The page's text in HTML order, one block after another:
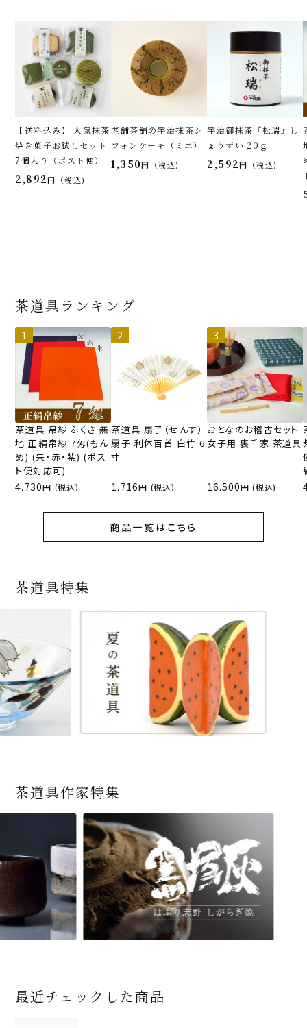
【送料込み】 人気抹茶
焼き菓子お試しセット
7個入り（ポスト便）
2,892 税込
老舗茶舗の宇治抹茶シ
フォンケーキ（ミニ）
1,350 税込
宇治御抹茶『松瑞』し
ょうずい 20ｇ
2,592 税込
茶道具ランキング
茶道具 帛紗 ふくさ 無
地 正絹帛紗 7匁(もん
め) (朱・赤・紫) (ポス
ト便対応可)
4,730 (税込)
茶道具 扇子（せんす）
扇子 利休百首 白竹 6
寸
1,716 (税込)
おとなのお稽古セット
女子用 裏千家 茶道具
16,500 (税込)
商品一覧はこちら
茶道具特集
茶道具作家特集
最近チェックした商品